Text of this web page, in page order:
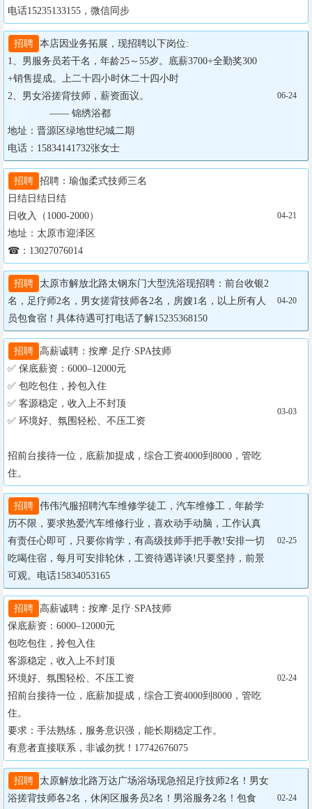
电话15235133155，微信同步
招聘 本店因业务拓展，现招聘以下岗位:
1、男服务员若干名，年龄25～55岁。底薪3700+全勤奖300
+销售提成。上二十四小时休二十四小时
2、男女浴搓背技师，薪资面议。
—— 锦绣浴都
地址：晋源区绿地世纪城二期
电话：15834141732张女士
06-24
招聘 招聘：瑜伽柔式技师三名
日结日结日结
日收入（1000-2000）
地址：太原市迎泽区
☎：13027076014
04-21
招聘
太原市解放北路太钢东门大型洗浴现招聘：前台收银2
名，足疗师2名，男女搓背技师各2名，房嫂1名，以上所有人
员包食宿！具体待遇可打电话了解15235368150
04-20
招聘 高薪诚聘：按摩·足疗·SPA技师
✅ 保底薪资：6000–12000元
✅ 包吃包住，拎包入住
✅ 客源稳定，收入上不封顶
✅ 环境好、氛围轻松、不压工资
招前台接待一位，底薪加提成，综合工资4000到8000，管吃
住。
03-03
招聘 伟伟汽服招聘汽车维修学徒工，汽车维修工，年龄学
历不限，要求热爱汽车维修行业，喜欢动手动脑，工作认真
有责任心即可，只要你肯学，有高级技师手把手教!安排一切
吃喝住宿，每月可安排轮休，工资待遇详谈!只要坚持，前景
可观。电话15834053165
02-25
招聘 高薪诚聘：按摩·足疗·SPA技师
保底薪资：6000–12000元
包吃包住，拎包入住
客源稳定，收入上不封顶
环境好、氛围轻松、不压工资
招前台接待一位，底薪加提成，综合工资4000到8000，管吃
住。
要求：手法熟练，服务意识强，能长期稳定工作。
有意者直接联系，非诚勿扰！17742676075
02-24
招聘
太原解放北路万达广场浴场现急招足疗技师2名！男女
浴搓背技师各2名，休闲区服务员2名！男浴服务2名！包食
02-24